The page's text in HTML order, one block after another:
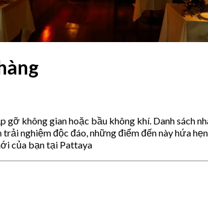
không gian hoặc bầu không khí. Danh sách
nghiệm độc đáo, những điểm đến này hứa
của bạn tại Pattaya